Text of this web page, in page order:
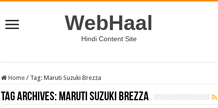
WebHaal
Hindi Content Site
Home / Tag:Maruti Suzuki Brezza
Tag Archives: Maruti Suzuki Brezza